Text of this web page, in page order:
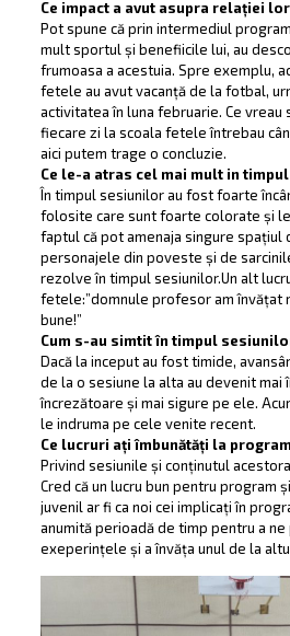
Ce impact a avut asupra relației
Pot spune că prin intermediul
mult sportul și benefiicile lui, au
frumoasa a acestuia. Spre exemplu,
fetele au avut vacanță de la fotbal,
activitatea în luna februarie. Ce vreau
fiecare zi la scoala fetele întrebau
aici putem trage o concluzie.
Ce le-a atras cel mai mult in
În timpul sesiunilor au fost foarte
folosite care sunt foarte colorate și
faptul că pot amenaja singure spațiul
personajele din poveste și de
rezolve în timpul sesiunilor.Un alt
fetele:”domnule profesor am învățat
bune!”
Cum s-au simtit în timpul
Dacă la inceput au fost timide,
de la o sesiune la alta au devenit mai
încrezătoare și mai sigure pe ele.
le indruma pe cele venite recent.
Ce lucruri ați îmbunătăți la
Privind sesiunile și conținutul
Cred că un lucru bun pentru program
juvenil ar fi ca noi cei implicați în
anumită perioadă de timp pentru a
exeperințele și a învăța unul de la